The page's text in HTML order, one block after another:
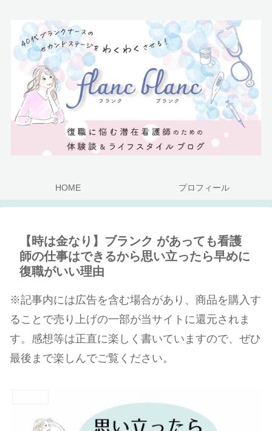
HOME プロフィール
【時は金なり】ブランク があっても看護
師の仕事はできるから思い立ったら早めに
復職がいい理由
※記事内には広告を含む場合があり、商品を購入す
ることで売り上げの一部が当サイトに還元されま
す。感想等は正直に楽しく書いていますので、ぜひ
最後まで楽しんでご覧ください。